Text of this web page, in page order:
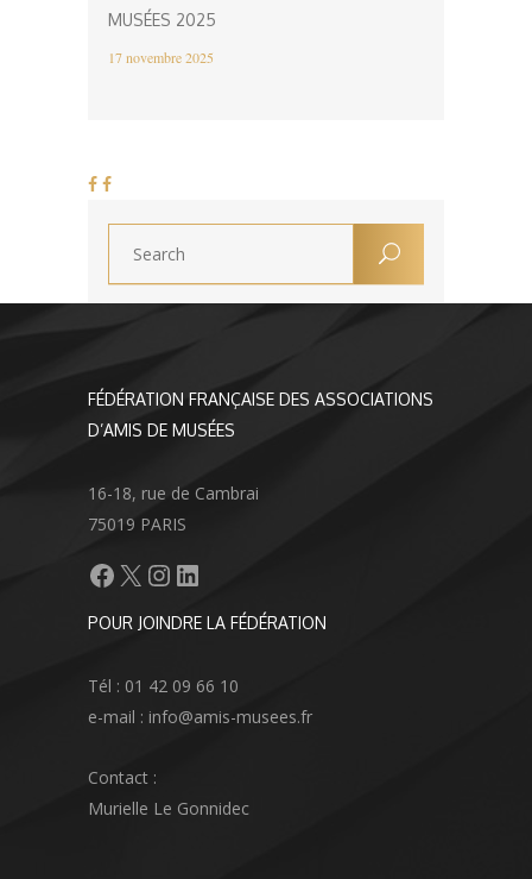
MUSÉES 2025
17 novembre 2025
FÉDÉRATION FRANÇAISE DES ASSOCIATIONS
D’AMIS DE MUSÉES
16-18, rue de Cambrai
75019 PARIS
Facebook
X Instagram
LinkedIn
POUR JOINDRE LA FÉDÉRATION
Tél : 01 42 09 66 10
e-mail : info@amis-musees.fr
Contact :
Murielle Le Gonnidec